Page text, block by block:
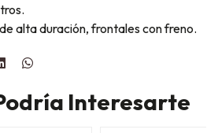
alta duración, frontales con freno.
Interesarte